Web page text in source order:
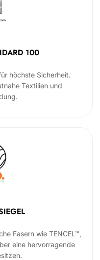
100
höchste Sicherheit.
Textilien und
Fasern wie TENCEL™,
eine hervorragende